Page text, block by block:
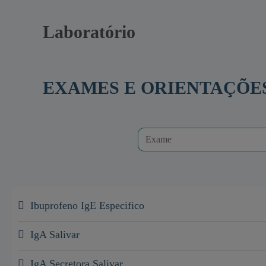
Laboratório
EXAMES E
Ibuprofeno IgE Especifico
IgA Salivar
IgA Secretora Salivar